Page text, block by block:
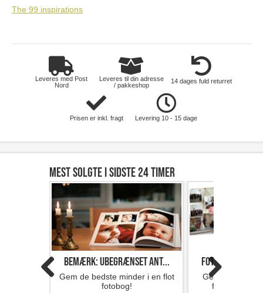
The 99 inspirations
Leveres med Post
Nord
Leveres til din adresse
/ pakkeshop
14 dages fuld returret
Prisen er inkl. fragt Levering 10 - 15 dage
Mest solgte i sidste 24 timer
Bemærk: Ubegrænset ant...
Gem de bedste minder i en flot
fotobog!
Fotobog med
Gem minderne
fotobog fra